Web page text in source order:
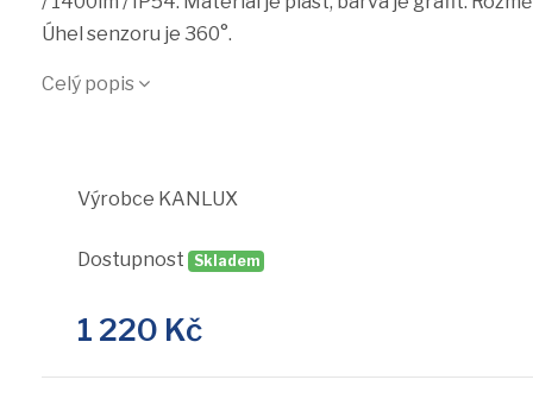
Úhel senzoru je 360°.
Celý popis
Výrobce KANLUX
Dostupnost Skladem
1 220 Kč